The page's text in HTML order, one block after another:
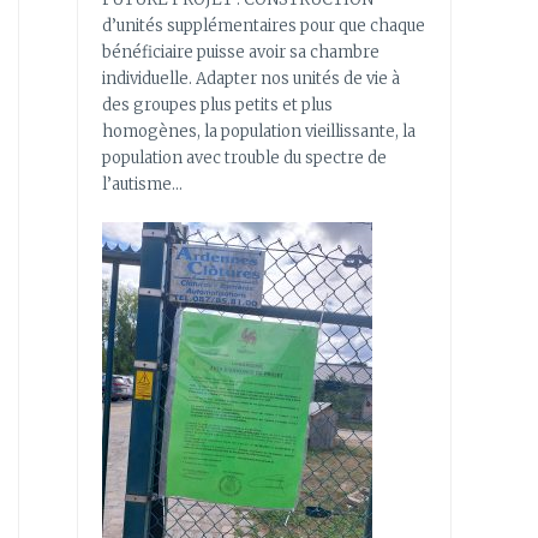
d’unités supplémentaires pour que chaque
bénéficiaire puisse avoir sa chambre
individuelle. Adapter nos unités de vie à
des groupes plus petits et plus
homogènes, la population vieillissante, la
population avec trouble du spectre de
l’autisme…